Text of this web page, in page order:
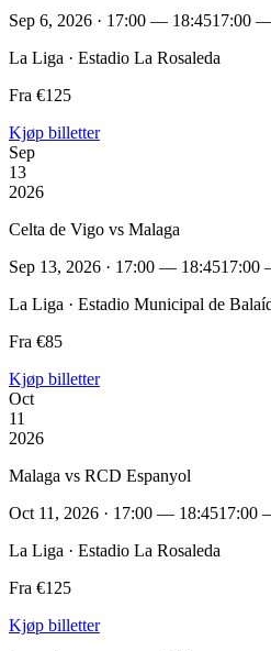
Sep 6, 2026 · 17:00 — 18:4517:00
La Liga · Estadio La Rosaleda
Fra €125
Kjøp billetter
Sep
13
2026
Celta de Vigo vs Malaga
Sep 13, 2026 · 17:00 — 18:4517:00
La Liga · Estadio Municipal de
Fra €85
Kjøp billetter
Oct
11
2026
Malaga vs RCD Espanyol
Oct 11, 2026 · 17:00 — 18:4517:00
La Liga · Estadio La Rosaleda
Fra €125
Kjøp billetter